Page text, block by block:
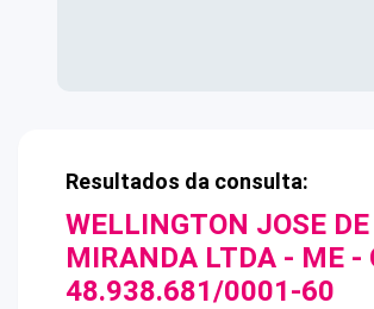
Resultados da consulta:
WELLINGTON JOSE DE
MIRANDA LTDA - ME -
48.938.681/0001-60